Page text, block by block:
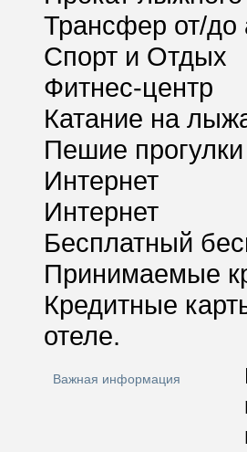
Трансфер от/до
Спорт и Отдых
Фитнес-центр
Катание на
Пешие прогулки
Интернет
Интернет
Бесплатный
Принимаемые
Кредитные
отеле.
Важная информация